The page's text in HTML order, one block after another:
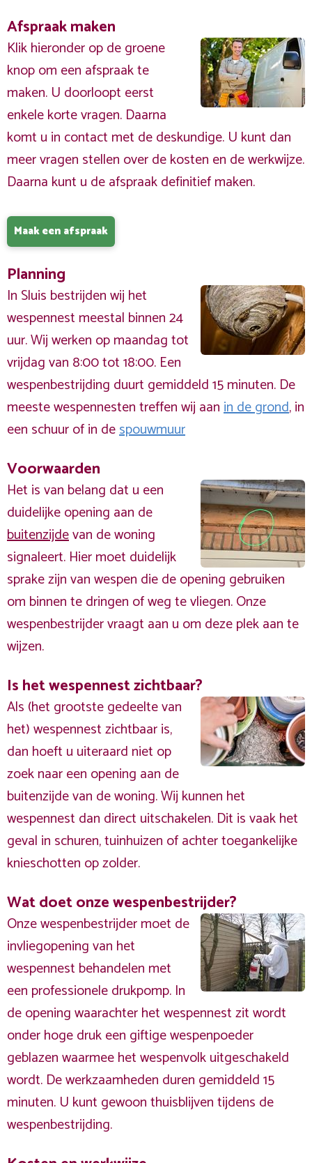
Afspraak maken
Klik hieronder op de groene
knop om een afspraak te
maken. U doorloopt eerst
enkele korte vragen. Daarna
komt u in contact met de deskundige. U kunt dan
meer vragen stellen over de kosten en de werkwijze.
Daarna kunt u de afspraak definitief maken.
Maak een afspraak
Planning
In Sluis bestrijden wij het
wespennest meestal binnen 24
uur. Wij werken op maandag tot
vrijdag van 8:00 tot 18:00. Een
wespenbestrijding duurt gemiddeld 15 minuten. De
meeste wespennesten treffen wij aanin de grond, in
een schuur of in despouwmuur
Voorwaarden
Het is van belang dat u een
duidelijke opening aan de
buitenzijdevan de woning
signaleert. Hier moet duidelijk
sprake zijn van wespen die de opening gebruiken
om binnen te dringen of weg te vliegen. Onze
wespenbestrijder vraagt aan u om deze plek aan te
wijzen.
Is het wespennest zichtbaar?
Als (het grootste gedeelte van
het) wespennest zichtbaar is,
dan hoeft u uiteraard niet op
zoek naar een opening aan de
buitenzijde van de woning. Wij kunnen het
wespennest dan direct uitschakelen. Dit is vaak het
geval in schuren, tuinhuizen of achter toegankelijke
knieschotten op zolder.
Wat doet onze wespenbestrijder?
Onze wespenbestrijder moet de
invliegopening van het
wespennest behandelen met
een professionele drukpomp. In
de opening waarachter het wespennest zit wordt
onder hoge druk een giftige wespenpoeder
geblazen waarmee het wespenvolk uitgeschakeld
wordt. De werkzaamheden duren gemiddeld 15
minuten. U kunt gewoon thuisblijven tijdens de
wespenbestrijding.